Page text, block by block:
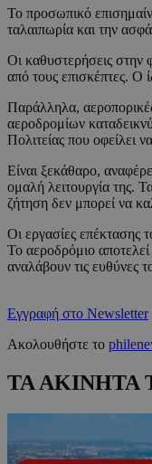
Το προσωπικό
ταλαιπωρία και την
Οι καθυστερήσεις
από τους επισκέπτες. Ο
Παράλληλα,
αεροδρομίων
Πολιτείας που οφείλει
Είναι ξεκάθαρο,
ομαλή λειτουργία της.
ζήτηση δεν μπορεί να
Οι εργασίες επέκτασης
Το αεροδρόμιο
αναλάβουν τις ευθύνες
Εγγραφή στο Newsletter
Ακολουθήστε το
ΤΑ